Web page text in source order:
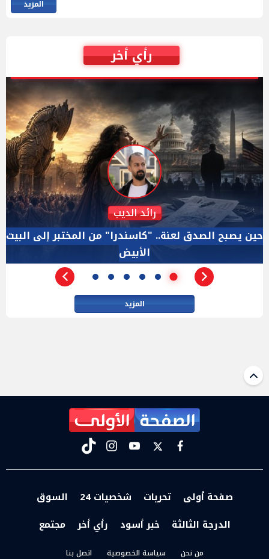
المزيد
رأي أخر
دكتور نزيه الحكيم
الإجازة البرلمانية ليست إجازة من الرقابة.. والسؤال ليس
الأداة الوحيده بعد فض الانعقاد
المزيد
facebook
twitter
youtube
instagram
tiktok
صفحة أولى تحريات شخصيات 24
السوق
الدرجة الثالثة
خبر أسود رأي أخر مجتمع
من نحن سياسة الخصوصية اتصل بنا